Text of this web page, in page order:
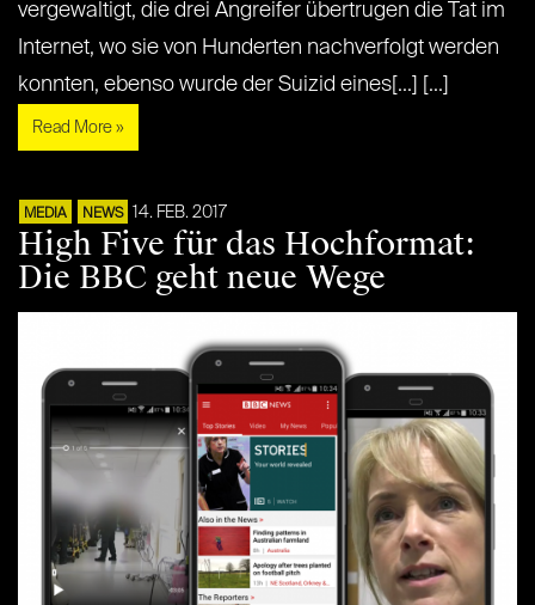
vergewaltigt, die drei Angreifer übertrugen die Tat im
Internet, wo sie von Hunderten nachverfolgt werden
konnten, ebenso wurde der Suizid eines[...] [...]
Read More »
MEDIA NEWS 14. FEB. 2017
High Five für das Hochformat:
Die BBC geht neue Wege